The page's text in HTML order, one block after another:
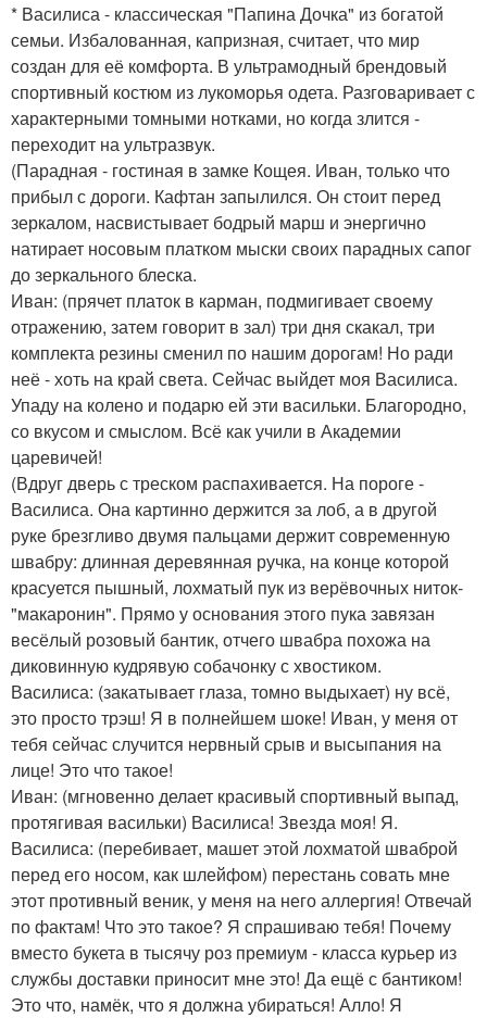
* Василиса - классическая "Папина Дочка" из богатой
семьи. Избалованная, капризная, считает, что мир
создан для её комфорта. В ультрамодный брендовый
спортивный костюм из лукоморья одета. Разговаривает с
характерными томными нотками, но когда злится -
переходит на ультразвук.
(Парадная - гостиная в замке Кощея. Иван, только что
прибыл с дороги. Кафтан запылился. Он стоит перед
зеркалом, насвистывает бодрый марш и энергично
натирает носовым платком мыски своих парадных сапог
до зеркального блеска.
Иван: (прячет платок в карман, подмигивает своему
отражению, затем говорит в зал) три дня скакал, три
комплекта резины сменил по нашим дорогам! Но ради
неё - хоть на край света. Сейчас выйдет моя Василиса.
Упаду на колено и подарю ей эти васильки. Благородно,
со вкусом и смыслом. Всё как учили в Академии
царевичей!
(Вдруг дверь с треском распахивается. На пороге -
Василиса. Она картинно держится за лоб, а в другой
руке брезгливо двумя пальцами держит современную
швабру: длинная деревянная ручка, на конце которой
красуется пышный, лохматый пук из верёвочных ниток-
"макаронин". Прямо у основания этого пука завязан
весёлый розовый бантик, отчего швабра похожа на
диковинную кудрявую собачонку с хвостиком.
Василиса: (закатывает глаза, томно выдыхает) ну всё,
это просто трэш! Я в полнейшем шоке! Иван, у меня от
тебя сейчас случится нервный срыв и высыпания на
лице! Это что такое!
Иван: (мгновенно делает красивый спортивный выпад,
протягивая васильки) Василиса! Звезда моя! Я.
Василиса: (перебивает, машет этой лохматой шваброй
перед его носом, как шлейфом) перестань совать мне
этот противный веник, у меня на него аллергия! Отвечай
по фактам! Что это такое? Я спрашиваю тебя! Почему
вместо букета в тысячу роз премиум - класса курьер из
службы доставки приносит мне это! Да ещё с бантиком!
Это что, намёк, что я должна убираться! Алло! Я